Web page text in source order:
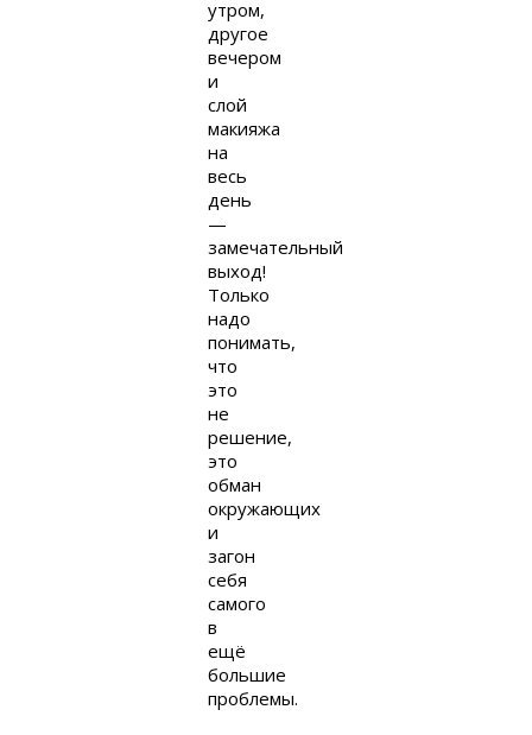
утром,
другое
вечером
и
слой
макияжа
на
весь
день
—
замечательный
выход!
Только
надо
понимать,
что
это
не
решение,
это
обман
окружающих
и
загон
себя
самого
в
ещё
большие
проблемы.